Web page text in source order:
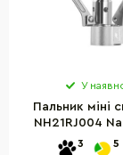
У
Пальник міні
NH21RJ004
3 5